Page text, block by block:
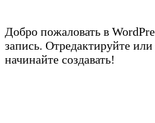
Добро пожаловать в
запись. Отредактируйте или
начинайте создавать!